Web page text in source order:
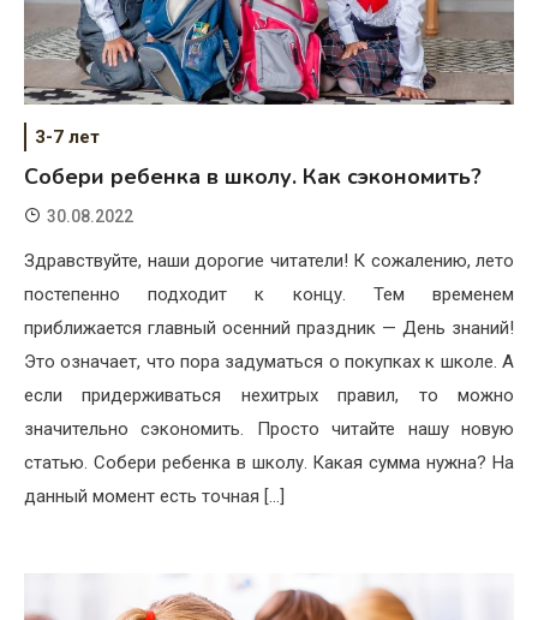
Недвижимость
3-7 лет
Собери ребенка в школу. Как сэкономить?
30.08.2022
Здравствуйте, наши дорогие читатели! К сожалению, лето
постепенно подходит к концу. Тем временем
приближается главный осенний праздник — День знаний!
Это означает, что пора задуматься о покупках к школе. А
если придерживаться нехитрых правил, то можно
значительно сэкономить. Просто читайте нашу новую
статью. Собери ребенка в школу. Какая сумма нужна? На
данный момент есть точная […]